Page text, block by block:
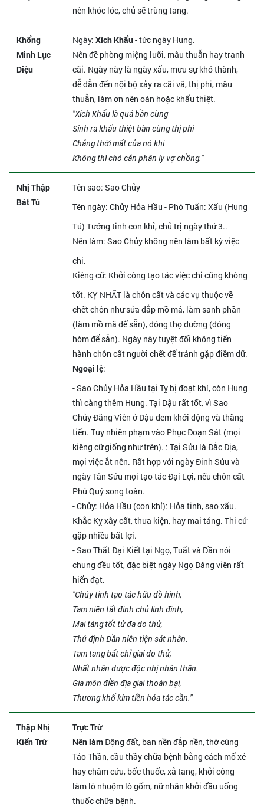
nên khóc lóc, chủ sẽ trùng tang.
Khổng
Minh Lục
Diệu
Ngày: Xích Khẩu- tức ngày Hung.
Nên đề phòng miệng lưỡi, mâu thuẫn hay tranh
cãi. Ngày này là ngày xấu, mưu sự khó thành,
dễ dẫn đến nội bộ xảy ra cãi vã, thị phi, mâu
thuẫn, làm ơn nên oán hoặc khẩu thiệt.
"Xích Khẩu là quả bần cùng
Sinh ra khẩu thiệt bàn cùng thị phi
Chẳng thời mất của nó khi
Không thì chó cắn phân ly vợ chồng."
Nhị Thập
Bát Tú
Tên sao: Sao Chủy
Tên ngày: Chủy Hỏa Hầu - Phó Tuấn: Xấu (Hung
Tú) Tướng tinh con khỉ, chủ trị ngày thứ 3..
Nên làm: Sao Chủy không nên làm bất kỳ việc
chi.
Kiêng cữ: Khởi công tạo tác việc chi cũng không
tốt. KỴ NHẤT là chôn cất và các vụ thuộc về
chết chôn như sửa đắp mồ mả, làm sanh phần
(làm mồ mã để sẵn), đóng thọ đường (đóng
hòm để sẵn). Ngày này tuyệt đối không tiến
hành chôn cất người chết để tránh gặp điềm dữ.
Ngoại lệ:
- Sao Chủy Hỏa Hầu tại Tỵ bị đoạt khí, còn Hung
thì càng thêm Hung. Tại Dậu rất tốt, vì Sao
Chủy Đăng Viên ở Dậu đem khởi động và thăng
tiến. Tuy nhiên phạm vào Phục Đoạn Sát (mọi
kiêng cữ giống như trên). : Tại Sửu là Đắc Địa,
mọi việc ắt nên. Rất hợp với ngày Đinh Sửu và
ngày Tân Sửu mọi tạo tác Đại Lợi, nếu chôn cất
Phú Quý song toàn.
- Chủy: Hỏa Hầu (con khỉ): Hỏa tinh, sao xấu.
Khắc Kỵ xây cất, thưa kiện, hay mai táng. Thi cử
gặp nhiều bất lợi.
- Sao Thất Đại Kiết tại Ngọ, Tuất và Dần nói
chung đều tốt, đặc biệt ngày Ngọ Đăng viên rất
hiển đạt.
"Chủy tinh tạo tác hữu đồ hình,
Tam niên tất đinh chủ linh đinh,
Mai táng tốt tử đa do thử,
Thủ định Dần niên tiện sát nhân.
Tam tang bất chỉ giai do thử,
Nhất nhân dược độc nhị nhân thân.
Gia môn điền địa giai thoán bại,
Thương khố kim tiền hóa tác cần."
Thập Nhị
Kiến Trừ
Trực Trừ
Nên làmĐộng đất, ban nền đắp nền, thờ cúng
Táo Thần, cầu thầy chữa bệnh bằng cách mổ xẻ
hay châm cứu, bốc thuốc, xả tang, khởi công
làm lò nhuộm lò gốm, nữ nhân khởi đầu uống
thuốc chữa bệnh.